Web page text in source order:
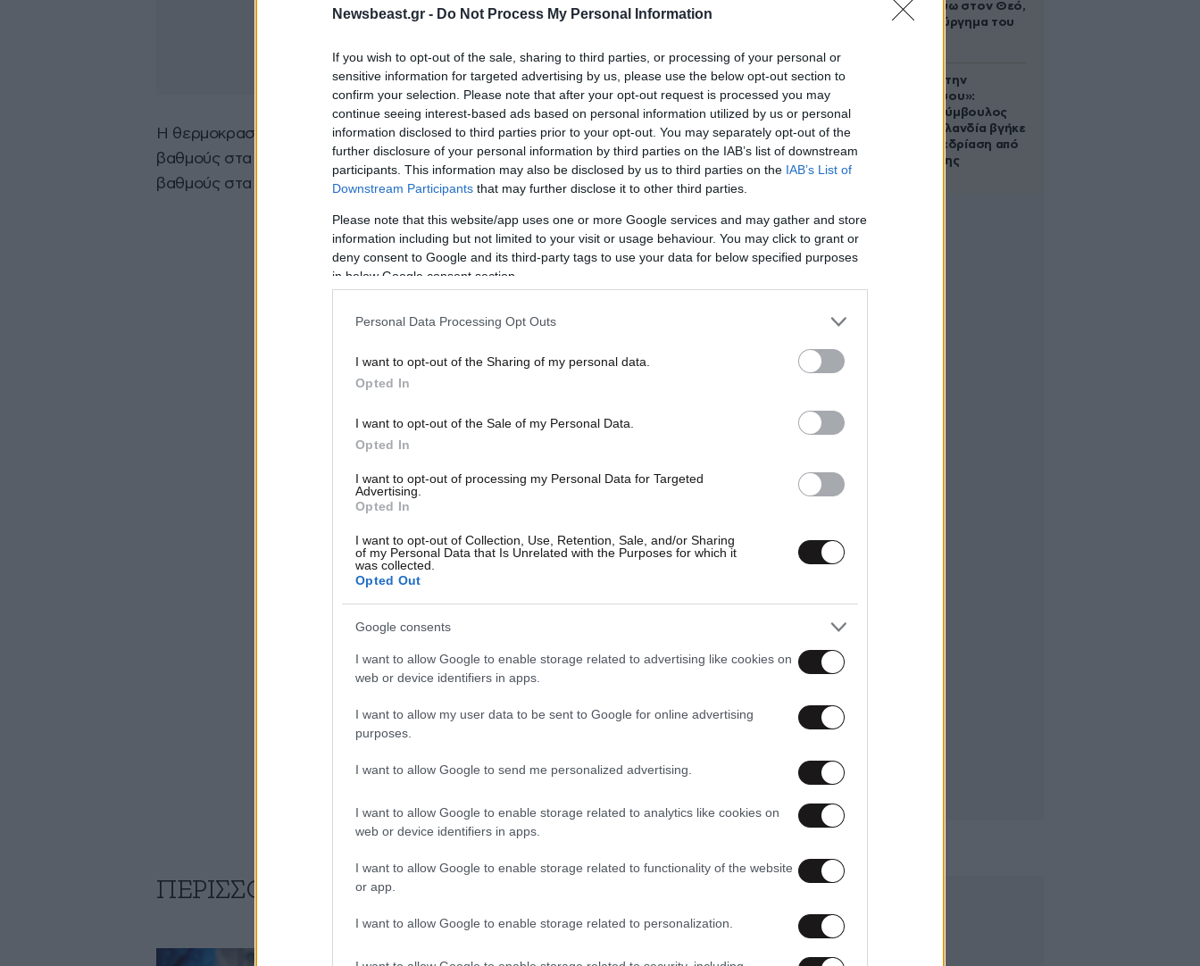
Newsbeast.gr - Do Not Process My Personal Information
If you wish to opt-out of the sale, sharing to third parties, or processing of your personal or
sensitive information for targeted advertising by us, please use the below opt-out section to
confirm your selection. Please note that after your opt-out request is processed you may
continue seeing interest-based ads based on personal information utilized by us or personal
information disclosed to third parties prior to your opt-out. You may separately opt-out of the
further disclosure of your personal information by third parties on the IAB’s list of downstream
participants. This information may also be disclosed by us to third parties on the IAB’s List of
Downstream Participants that may further disclose it to other third parties.
Please note that this website/app uses one or more Google services and may gather and store
information including but not limited to your visit or usage behaviour. You may click to grant or
deny consent to Google and its third-party tags to use your data for below specified purposes
in below Google consent section.
Personal Data Processing Opt Outs
I want to opt-out of the Sharing of my personal data.
Opted In
I want to opt-out of the Sale of my Personal Data.
Opted In
I want to opt-out of processing my Personal Data for Targeted
Advertising.
Opted In
I want to opt-out of Collection, Use, Retention, Sale, and/or Sharing
of my Personal Data that Is Unrelated with the Purposes for which it
was collected.
Opted Out
Google consents
I want to allow Google to enable storage related to advertising like cookies on
web or device identifiers in apps.
I want to allow my user data to be sent to Google for online advertising
purposes.
I want to allow Google to send me personalized advertising.
I want to allow Google to enable storage related to analytics like cookies on
web or device identifiers in apps.
I want to allow Google to enable storage related to functionality of the website
or app.
I want to allow Google to enable storage related to personalization.
Η θερμοκρασία θα παραμείνει στα ίδια επίπεδα, με μέγιστες τιμές στους 36 με 38
βαθμούς στα ηπειρωτικά, τοπικά στους 39 στα ανατολικά και στους 32 με 35
βαθμούς στα νησιά.
«Δεν πιστεύω στον Θεό,
είναι δημιούργημα του
«Βλέπουμε την
μπουγάδα σου»:
Δημοτική σύμβουλος
στη Νέα Ζηλανδία βγήκε
live σε συνεδρίαση από
το μπάνιο της
ΠΕΡΙΣΣΟΤΕΡΑ ΑΠΟ ΤΗΝ ΕΛΛΑΔΑ